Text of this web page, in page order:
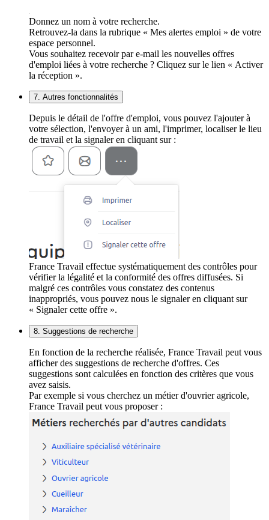
Donnez un nom à votre recherche.
Retrouvez-la dans la rubrique « Mes alertes emploi » de votre
espace personnel.
Vous souhaitez recevoir par e-mail les nouvelles offres
d'emploi liées à votre recherche ? Cliquez sur le lien « Activer
la réception ».
7. Autres fonctionnalités
Depuis le détail de l'offre d'emploi, vous pouvez l'ajouter à
votre sélection, l'envoyer à un ami, l'imprimer, localiser le lieu
de travail et la signaler en cliquant sur :
France Travail effectue systématiquement des contrôles pour
vérifier la légalité et la conformité des offres diffusées. Si
malgré ces contrôles vous constatez des contenus
inappropriés, vous pouvez nous le signaler en cliquant sur
« Signaler cette offre ».
8. Suggestions de recherche
En fonction de la recherche réalisée, France Travail peut vous
afficher des suggestions de recherche d'offres. Ces
suggestions sont calculées en fonction des critères que vous
avez saisis.
Par exemple si vous cherchez un métier d'ouvrier agricole,
France Travail peut vous proposer :